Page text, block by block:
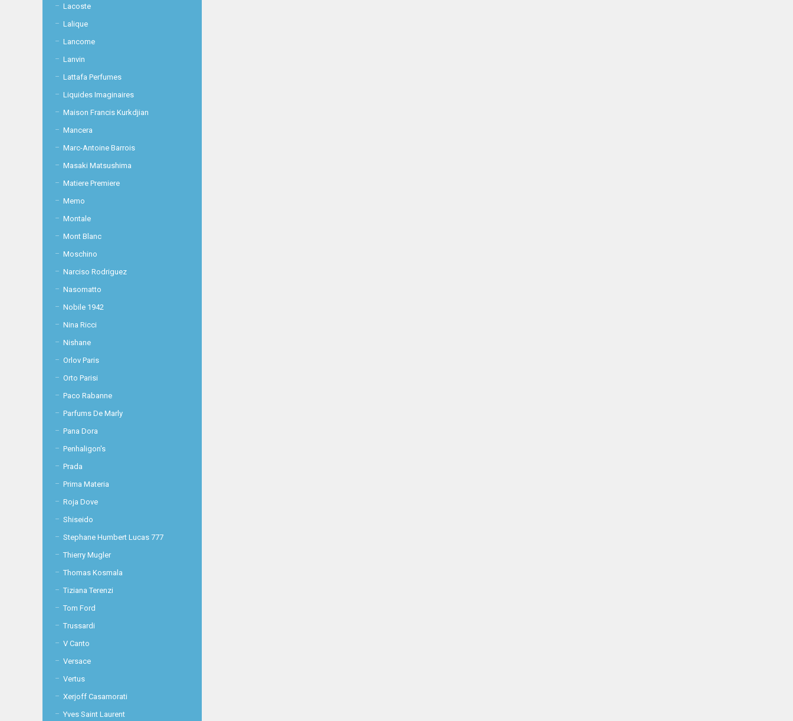
Lacoste
Lalique
Lancome
Lanvin
Lattafa Perfumes
Liquides Imaginaires
Maison Francis Kurkdjian
Mancera
Marc-Antoine Barrois
Masaki Matsushima
Matiere Premiere
Memo
Montale
Mont Blanc
Moschino
Narciso Rodriguez
Nasomatto
Nobile 1942
Nina Ricci
Nishane
Orlov Paris
Orto Parisi
Paco Rabanne
Parfums De Marly
Pana Dora
Penhaligon's
Prada
Prima Materia
Roja Dove
Shiseido
Stephane Humbert Lucas 777
Thierry Mugler
Thomas Kosmala
Tiziana Terenzi
Tom Ford
Trussardi
V Canto
Versace
Vertus
Xerjoff Casamorati
Yves Saint Laurent